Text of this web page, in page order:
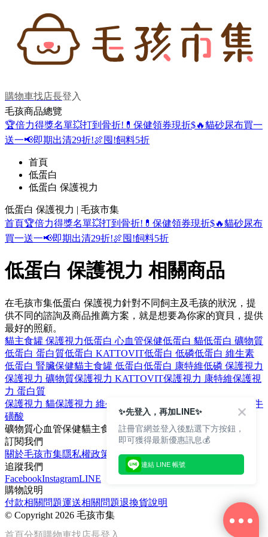
購物車找店長登入
毛孩商品總覽
🏆倍力得獎名單💥打到骨折! 💊保健領券現折$🔥貓砂尿布買一
送一📢即期出清29折!🍖囤!飼料5折
首頁
低蛋白
低蛋白 保護視力
低蛋白 保護視力 | 毛孩市集
首頁🏆倍力得獎名單💥打到骨折! 💊保健領券現折$🔥貓砂尿布
買一送一📢即期出清29折!🍖囤!飼料5折
低蛋白 保護視力 相關商品
在毛孩市集低蛋白 保護視力針對不同飼主及毛孩的狀況，提
供不同的諮詢及商品推薦方案，就是想要為你家的寶貝，提供
最好的照顧。
貓主食罐 保護視力低蛋白 心血管保健低蛋白 貓低蛋白 礦物質
低蛋白 蛋白質低蛋白 KATTOVIT低蛋白 低磷低蛋白 維生素
低蛋白 腎臟保健貓主食罐 低蛋白低蛋白 康特維低磷 保護視力
保護視力 礦物質保護視力 KATTOVIT保護視力 康特維保護視
力 蛋白質
保護視力 貓保護視力 維生素
保護視力 牛
磺酸
礦物質心血管保健貓主食罐康特維維生素
訂閱我們
關於毛孩市集隱私權政策
文章
追蹤我們
FacebookInstagramLINE
購物說明
付款相關問題運送相關問題退換貨說明
© Copyright 2026 毛孩市集
首頁分類購物車找店長登入
✨先登入，再加LINE✨
註冊官網並登入後點選下方按鈕，
即可獲得最新優惠訊息💰
連結 LINE 帳號